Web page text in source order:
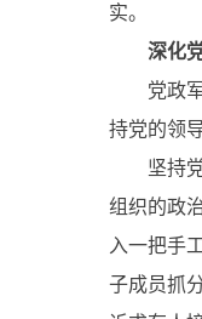
实。
深化
党政军
持党的领
坚持党
组织的政
入一把手
子成员抓